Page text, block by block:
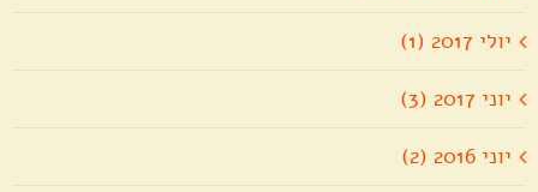
יולי 2017 (1)
יוני 2017 (3)
יוני 2016 (2)